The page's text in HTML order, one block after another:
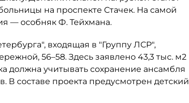
на проспекте Стачек. На самой
— особняк Ф. Тейхмана.
входящая в "Группу ЛСР",
56–58. Здесь заявлено 43,3 тыс. м2
должна учитывать сохранение ансамбля
В составе проекта предусмотрен детский